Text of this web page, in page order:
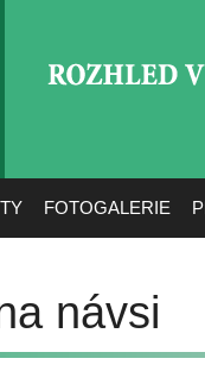
FOTOGALERIE
návsi